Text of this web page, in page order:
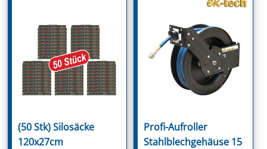
(50 Stk) Silosäcke
120x27cm
Profi-Aufroller
Stahlblechgehäuse 15